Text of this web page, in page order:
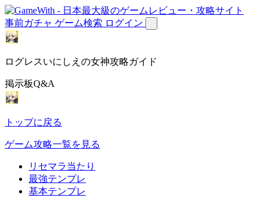
事前ガチャ ゲーム検索 ログイン
ログレスいにしえの女神攻略ガイド
掲示板Q&A
トップに戻る
ゲーム攻略一覧を見る
リセマラ当たり
最強テンプレ
基本テンプレ